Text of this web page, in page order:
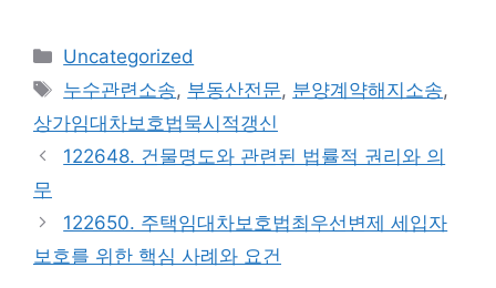
Categories
Uncategorized
Tags
누수관련소송, 부동산전문, 분양계약해지소송,
상가임대차보호법묵시적갱신
122648. 건물명도와 관련된 법률적 권리와 의
무
122650. 주택임대차보호법최우선변제 세입자
보호를 위한 핵심 사례와 요건